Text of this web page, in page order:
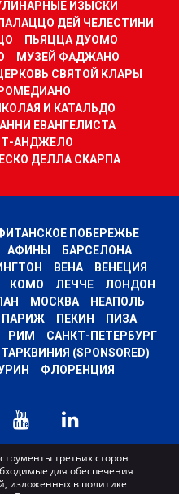
ИЗЫСКИ
ПАЛАЦЦО ДЕЙ ЧЕЛЕСТИНИ
ПЬЯЦЦА ДУОМО
МУЗЕЙ ФАДЖАНО
СВЯТОЙ КЛАРЫ
И КАТАЛЬДО
ЕВАНГЕЛИСТА
АНДЖЕЛО
ДЕЛЛА СКАРПА
ПОБЕРЕЖЬЕ
АФИНЫ
БАРСЕЛОНА
ВЕНА
ВЕНЕЦИЯ
КОМО ЛЕЧЧЕ
ЛОНДОН
МОСКВА
НЕАПОЛЬ
ПАРИЖ ПЕКИН
ПИЗА
РИМ
САНКТ-ПЕТЕРБУРГ
ТАРКВИНИЯ (SPONSORED)
ФЛОРЕНЦИЯ
s.r.l.
24068 Seriate (BG) Iscritta al registro
443941 – Cap.Soc. € 100.000,00 i.v.
третьих сторон
для обеспечения
изложенных в политике